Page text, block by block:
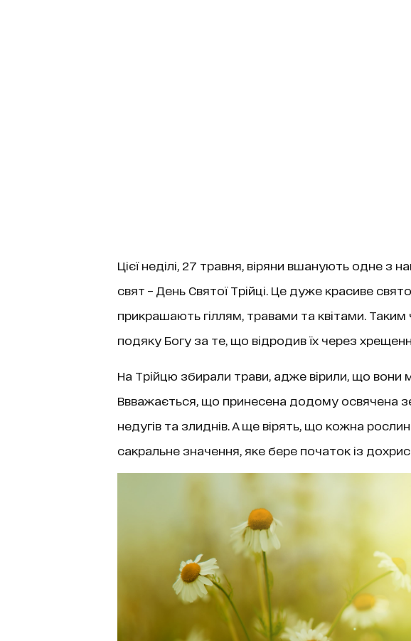
Цієї неділі, 27 травня, віряни вшанують одне з
свят – День Святої Трійці. Це дуже красиве
прикрашають гіллям, травами та квітами.
подяку Богу за те, що відродив їх через
На Трійцю збирали трави, адже вірили, що вони
Ввважається, що принесена додому освячена
недугів та злиднів. А ще вірять, що кожна
сакральне значення, яке бере початок із